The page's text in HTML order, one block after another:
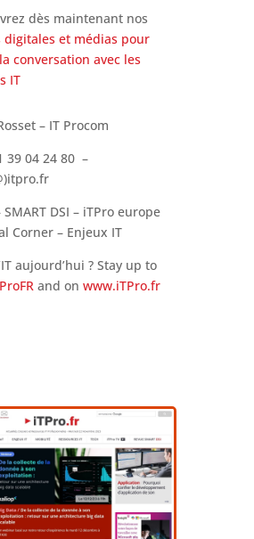
dès maintenant nos
digitales et médias pour
conversation avec les
IT
– IT Procom
39 04 24 80 –
DSI – iTPro europe
Corner – Enjeux IT
aujourd’hui ? Stay up to
and onwww.iTPro.fr